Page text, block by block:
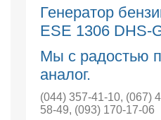
Генератор
ESE 1306 DHS-
Мы с радостью
аналог.
(044) 357-41-10, (067)
58-49, (093) 170-17-06